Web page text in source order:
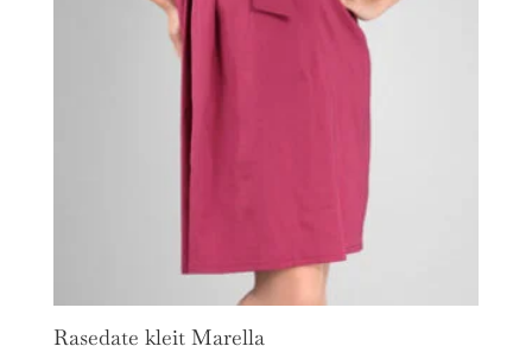
Rasedate kleit Marella